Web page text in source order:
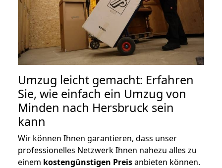
Umzug leicht gemacht: Erfahren
Sie, wie einfach ein Umzug von
Minden nach Hersbruck sein
kann
Wir können Ihnen garantieren, dass unser
professionelles Netzwerk Ihnen nahezu alles zu
einem kostengünstigen Preisanbieten können.